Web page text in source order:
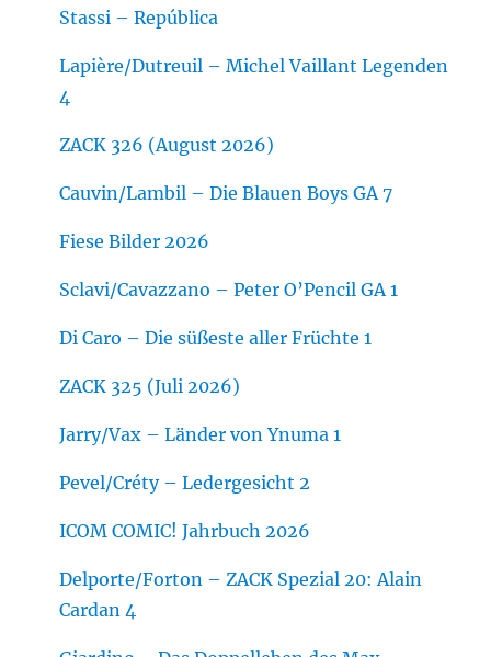
Stassi – República
Lapière/Dutreuil – Michel Vaillant Legenden
4
ZACK 326 (August 2026)
Cauvin/Lambil – Die Blauen Boys GA 7
Fiese Bilder 2026
Sclavi/Cavazzano – Peter O’Pencil GA 1
Di Caro – Die süßeste aller Früchte 1
ZACK 325 (Juli 2026)
Jarry/Vax – Länder von Ynuma 1
Pevel/Créty – Ledergesicht 2
ICOM COMIC! Jahrbuch 2026
Delporte/Forton – ZACK Spezial 20: Alain
Cardan 4